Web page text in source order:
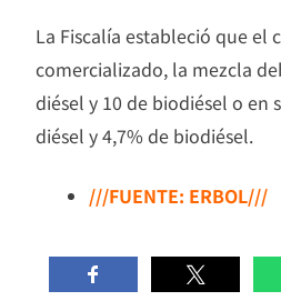
La Fiscalía estableció que el
comercializado, la mezcla
diésel y 10 de biodiésel o en
diésel y 4,7% de biodiésel.
///FUENTE: ERBOL///